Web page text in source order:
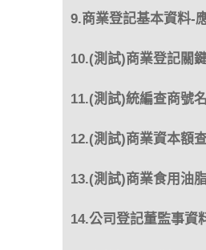
9.商業登記基本資料-
10.(測試)商業登記關
11.(測試)統編查商號
12.(測試)商業資本額
13.(測試)商業食用油
14.公司登記董監事資